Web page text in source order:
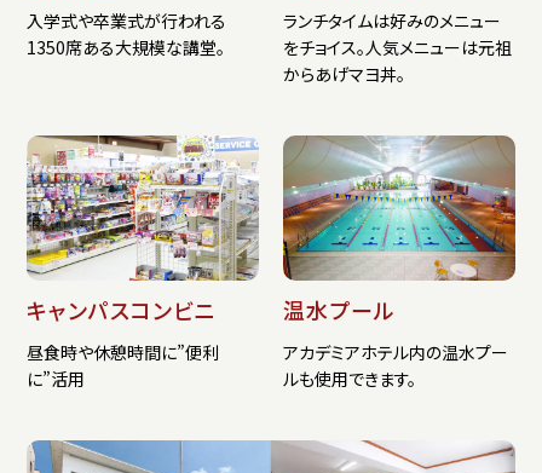
入学式や卒業式が行われる
1350席ある大規模な講堂。
ランチタイムは好みのメニュー
をチョイス。人気メニューは元祖
からあげマヨ丼。
キャンパスコンビニ
昼食時や休憩時間に”便利
に”活用
温水プール
アカデミアホテル内の温水プー
ルも使用できます。